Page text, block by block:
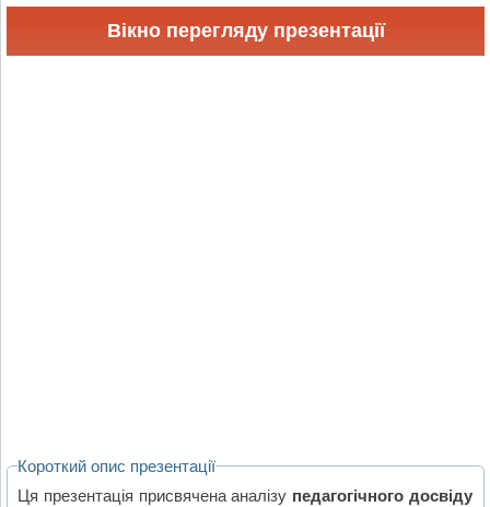
Вікно перегляду презентації
Короткий опис презентації
Ця презентація присвячена аналізу педагогічного досвіду